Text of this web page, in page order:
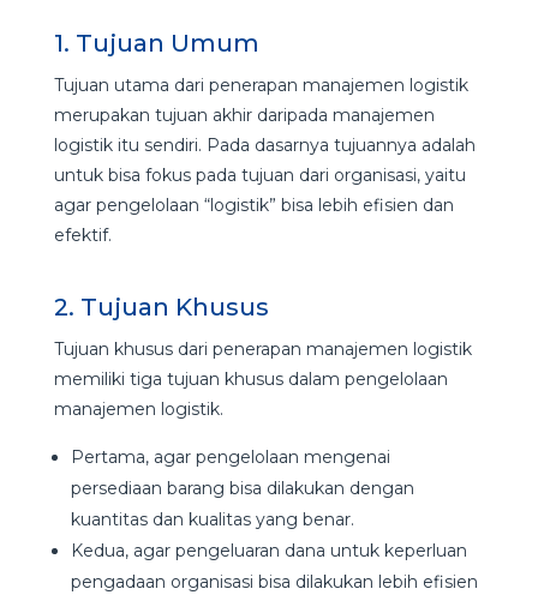
1. Tujuan Umum
Tujuan utama dari penerapan manajemen logistik
merupakan tujuan akhir daripada manajemen
logistik itu sendiri. Pada dasarnya tujuannya adalah
untuk bisa fokus pada tujuan dari organisasi, yaitu
agar pengelolaan “logistik” bisa lebih efisien dan
efektif.
2. Tujuan Khusus
Tujuan khusus dari penerapan manajemen logistik
memiliki tiga tujuan khusus dalam pengelolaan
manajemen logistik.
Pertama, agar pengelolaan mengenai
persediaan barang bisa dilakukan dengan
kuantitas dan kualitas yang benar.
Kedua, agar pengeluaran dana untuk keperluan
pengadaan organisasi bisa dilakukan lebih efisien